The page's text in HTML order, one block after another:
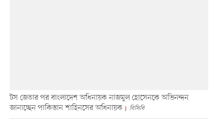
টস জেতার পর বাংলাদেশ অধিনায়ক নাজমুল হোসেনকে অভিনন্দন
জানাচ্ছেন পাকিস্তান শাহিনসের অধিনায়ক
বিসিবি